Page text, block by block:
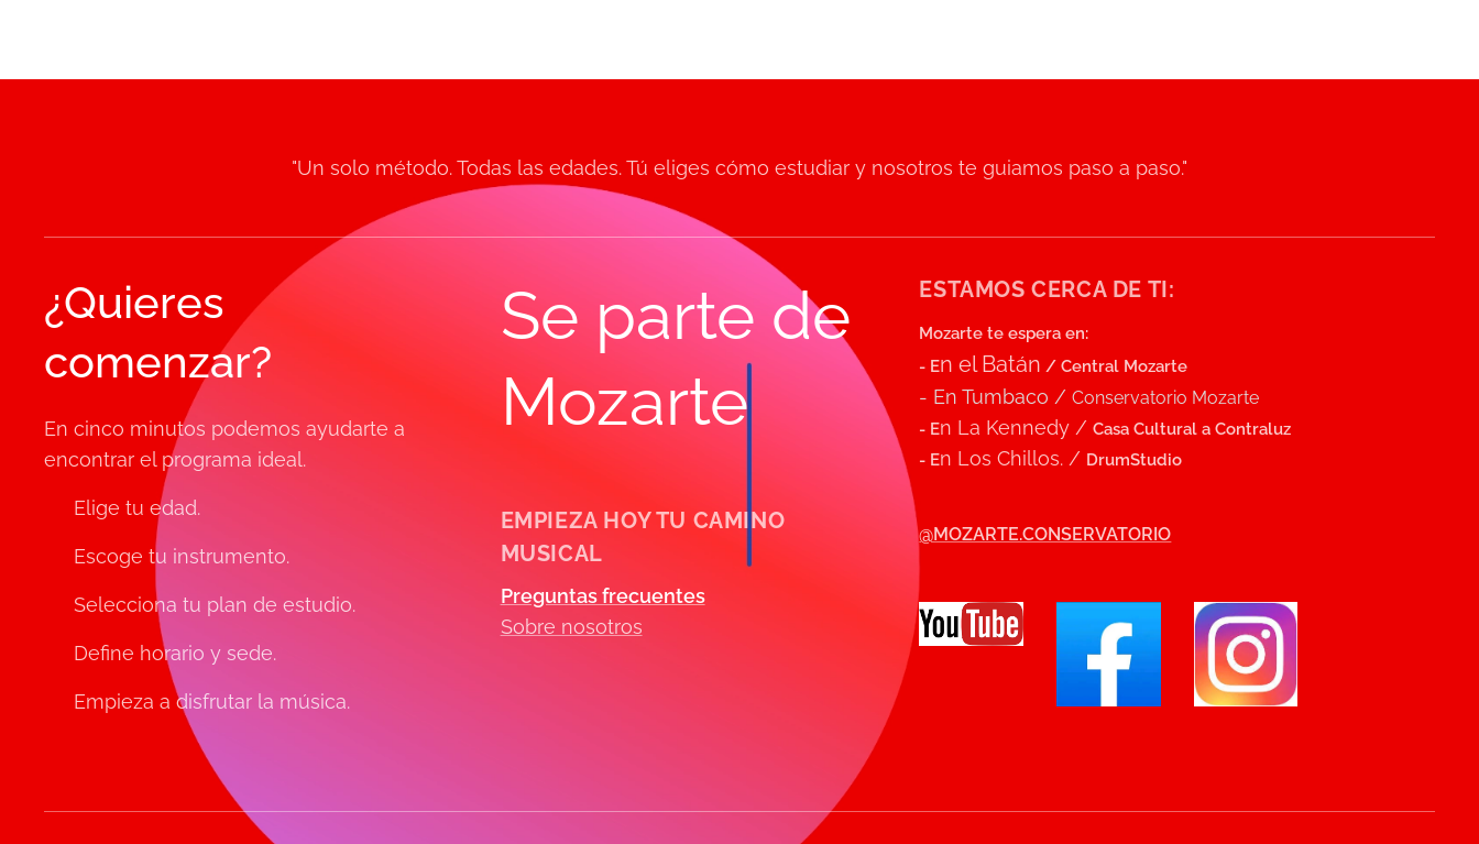
"Un solo método. Todas las edades. Tú eliges cómo estudiar y nosotros te guiamos paso a paso."
¿Quieres
comenzar?
En cinco minutos podemos ayudarte a
encontrar el programa ideal.
✔ Elige tu edad.
✔ Escoge tu instrumento.
✔ Selecciona tu plan de estudio.
✔ Define horario y sede.
✔ Empieza a disfrutar la música.
Se parte de
Mozarte
EMPIEZA HOY TU CAMINO
MUSICAL
Preguntas frecuentes
Sobre nosotros
ESTAMOS CERCA DE TI:
Mozarte te espera en:
- En el Batán / Central Mozarte
- En Tumbaco /Conservatorio Mozarte
- En La Kennedy /Casa Cultural a Contraluz
- En Los Chillos. / DrumStudio
@MOZARTE.CONSERVATORIO